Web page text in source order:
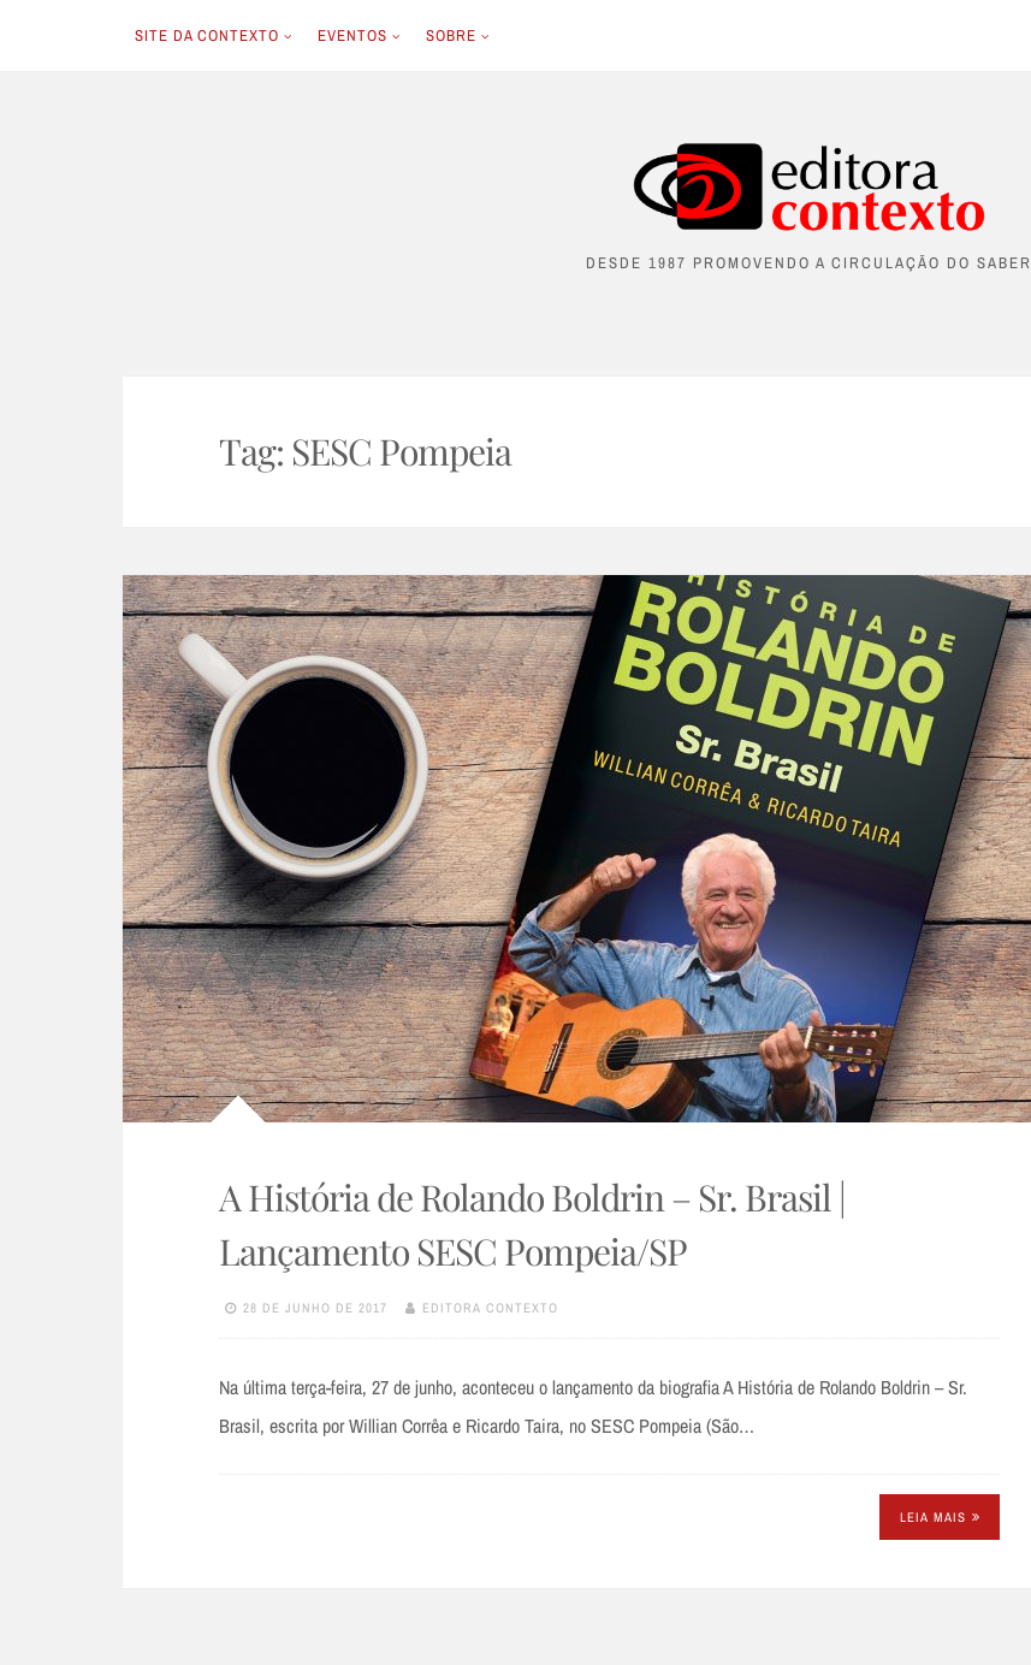
SITE DA CONTEXTO EVENTOS SOBRE
DESDE 1987 PROMOVENDO A CIRCULAÇÃO DO SABER
Tag: SESC Pompeia
A História de Rolando Boldrin – Sr. Brasil |
Lançamento SESC Pompeia/SP
28 DE JUNHO DE 2017 EDITORA CONTEXTO
Na última terça-feira, 27 de junho, aconteceu o lançamento da biografia A História de Rolando Boldrin – Sr.
Brasil, escrita por Willian Corrêa e Ricardo Taira, no SESC Pompeia (São…
LEIA MAIS